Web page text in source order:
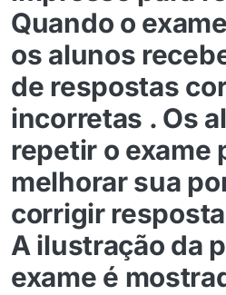
Quando o
os alunos
de respostas
incorretas . Os
repetir o exame
melhorar sua
corrigir
A ilustração da
exame é